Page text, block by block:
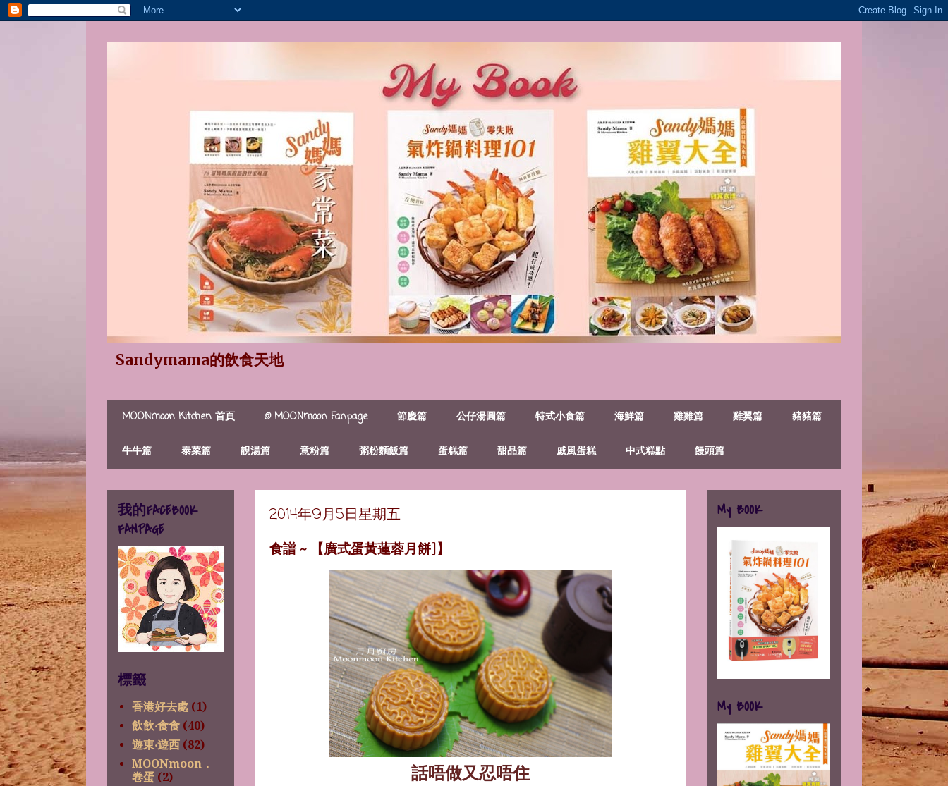
Sandymama的飲食天地
MOONmoon Kitchen 首頁 @ MOONmoon Fanpage 節慶篇 公仔湯圓篇 特式小食篇 海鮮篇 雞雞篇 雞翼篇 豬豬篇
牛牛篇 泰菜篇 靚湯篇 意粉篇 粥粉麵飯篇 蛋糕篇 甜品篇 戚風蛋糕 中式糕點 饅頭篇
2014年9月5日星期五
食譜 ~ 【廣式蛋黃蓮蓉月餅]】
話唔做又忍唔住
我的FACEBOOK
FANPAGE
標籤
香港好去處 (1)
飲飲‧食食 (40)
遊東‧遊西 (82)
MOONmoon．
卷蛋 (2)
My BOOK
My BOOK